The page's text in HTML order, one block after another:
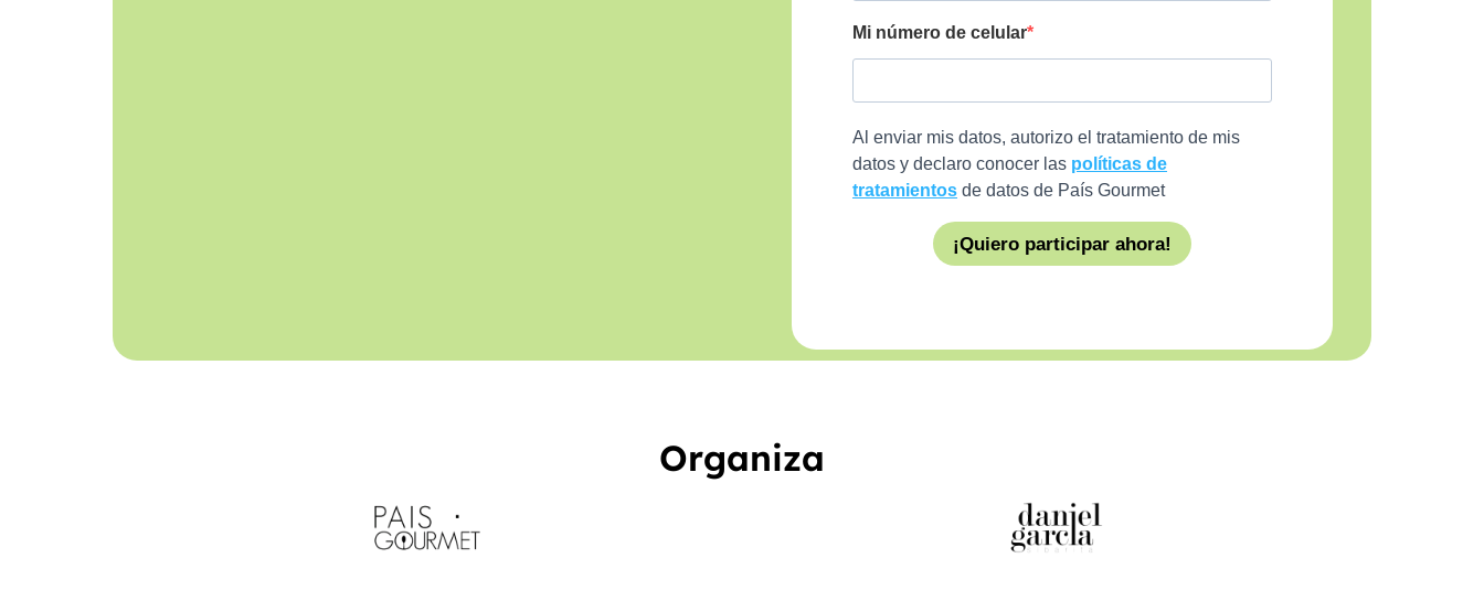
Organiza